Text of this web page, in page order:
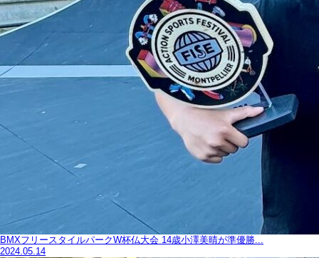
BMXフリースタイルパークW杯仏大会 14歳小澤美晴が準優勝...
2024.05.14